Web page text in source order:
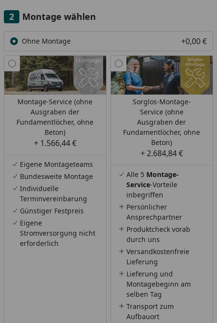
Montage wählen
Ohne Montage +0,00 €
Montage-Service (ohne
Ausgraben der
Fundamentlöcher, ohne
Beton)
+ 1.566,44 €
Eigene Montageteams
Bundesweite Montage
Individuelle
Terminvereinbarung
Günstiger Festpreis
Eigene
Stromversorgung nicht
erforderlich
Sorglos-Montage-
Service (ohne
Ausgraben der
Fundamentlöcher, ohne
Beton)
+ 2.684,84 €
Alle 5 Montage-
Service-Vorteile
inbegriffen
Persönlicher
Ansprechpartner
Produktcheck vorab
durch uns
Versandkostenfreie
Lieferung
Lieferung und
Montagebeginn am
selben Tag
Transport zum
Aufbauort